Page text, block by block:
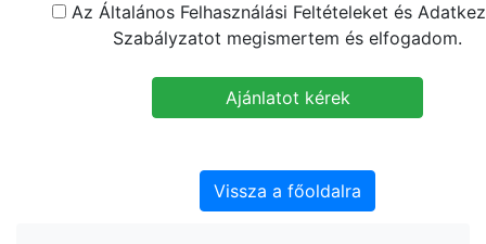
Az Általános Felhasználási Feltételeket és
Szabályzatot megismertem és elfogadom.
Vissza a főoldalra